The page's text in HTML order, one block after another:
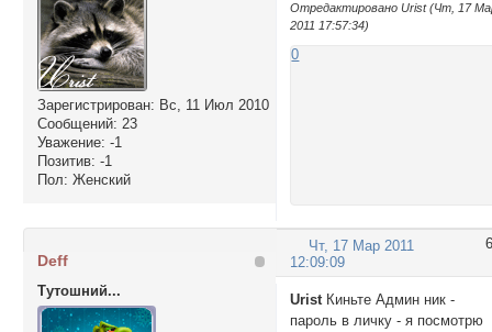
Зарегистрирован: Вс, 11 Июл 2010
Сообщений: 23
Уважение: -1
Позитив: -1
Пол: Женский
Отредактировано Urist (Чт, 17
2011 17:57:34)
0
6
Чт, 17 Мар 2011
12:09:09
Deff
Тутошний...
UristКиньте Админ ник -
пароль в личку - я посмотрю